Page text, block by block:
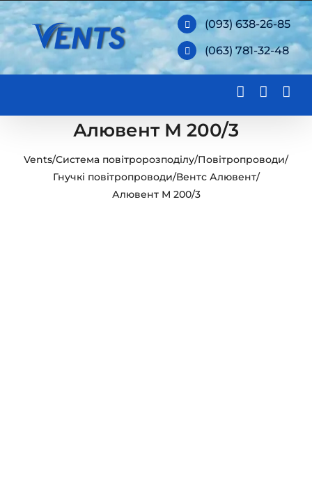
Skip
to
content
(093) 638-26-85
(063) 781-32-48
Алювент М 200/3
Vents/Система повітророзподілу/Повітропроводи/
Гнучкі повітропроводи/Вентс Алювент/
Алювент М 200/3